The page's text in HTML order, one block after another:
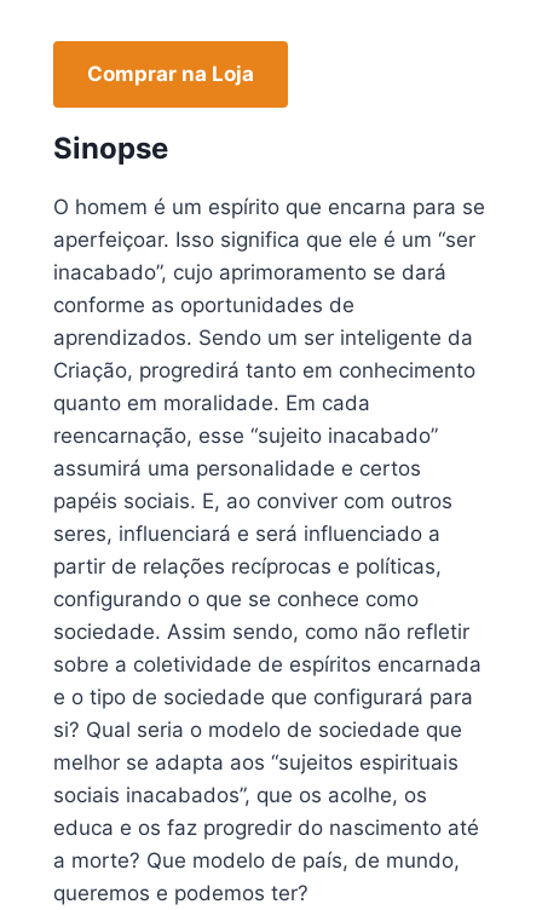
Comprar na Loja
Sinopse
O homem é um espírito que encarna para se
aperfeiçoar. Isso significa que ele é um “ser
inacabado”, cujo aprimoramento se dará
conforme as oportunidades de
aprendizados. Sendo um ser inteligente da
Criação, progredirá tanto em conhecimento
quanto em moralidade. Em cada
reencarnação, esse “sujeito inacabado”
assumirá uma personalidade e certos
papéis sociais. E, ao conviver com outros
seres, influenciará e será influenciado a
partir de relações recíprocas e políticas,
configurando o que se conhece como
sociedade. Assim sendo, como não refletir
sobre a coletividade de espíritos encarnada
e o tipo de sociedade que configurará para
si? Qual seria o modelo de sociedade que
melhor se adapta aos “sujeitos espirituais
sociais inacabados”, que os acolhe, os
educa e os faz progredir do nascimento até
a morte? Que modelo de país, de mundo,
queremos e podemos ter?